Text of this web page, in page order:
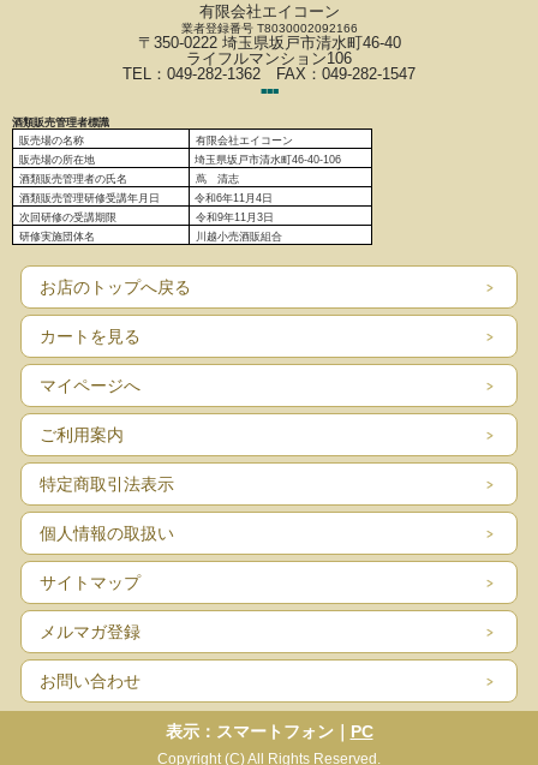
有限会社エイコーン
業者登録番号 T8030002092166
〒350-0222 埼玉県坂戸市清水町46-40
ライフルマンション106
TEL：049-282-1362 FAX：049-282-1547
■■■
酒類販売管理者標識
販売場の名称
有限会社エイコーン
販売場の所在地
埼玉県坂戸市清水町46-40-106
酒類販売管理者の氏名
蔦 清志
酒類販売管理研修受講年月日
令和6年11月4日
次回研修の受講期限
令和9年11月3日
研修実施団体名
川越小売酒販組合
お店のトップへ戻る
カートを見る
マイページへ
ご利用案内
特定商取引法表示
個人情報の取扱い
サイトマップ
メルマガ登録
お問い合わせ
表示：スマートフォン｜ PC
Copyright (C) All Rights Reserved.